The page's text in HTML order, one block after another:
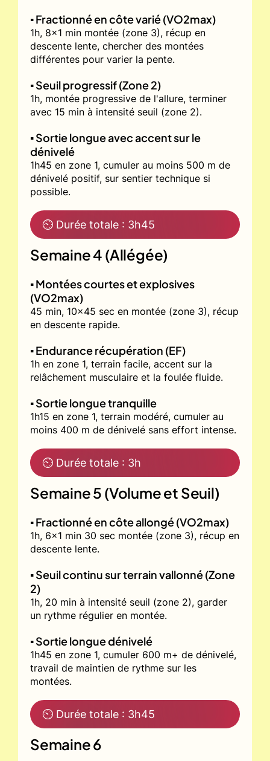
▪️ Fractionné en côte varié (VO2max)
1h, 8x1 min montée (zone 3), récup en
descente lente, chercher des montées
différentes pour varier la pente.
▪️ Seuil progressif (Zone 2)
1h, montée progressive de l'allure, terminer
avec 15 min à intensité seuil (zone 2).
▪️ Sortie longue avec accent sur le
dénivelé
1h45 en zone 1, cumuler au moins 500 m de
dénivelé positif, sur sentier technique si
possible.
⏲ Durée totale : 3h45
Semaine 4 (Allégée)
▪️ Montées courtes et explosives
(VO2max)
45 min, 10x45 sec en montée (zone 3), récup
en descente rapide.
▪️ Endurance récupération (EF)
1h en zone 1, terrain facile, accent sur la
relâchement musculaire et la foulée fluide.
▪️ Sortie longue tranquille
1h15 en zone 1, terrain modéré, cumuler au
moins 400 m de dénivelé sans effort intense.
⏲ Durée totale : 3h
Semaine 5 (Volume et Seuil)
▪️ Fractionné en côte allongé (VO2max)
1h, 6x1 min 30 sec montée (zone 3), récup en
descente lente.
▪️ Seuil continu sur terrain vallonné (Zone
2)
1h, 20 min à intensité seuil (zone 2), garder
un rythme régulier en montée.
▪️ Sortie longue dénivelé
1h45 en zone 1, cumuler 600 m+ de dénivelé,
travail de maintien de rythme sur les
montées.
⏲ Durée totale : 3h45
Semaine 6